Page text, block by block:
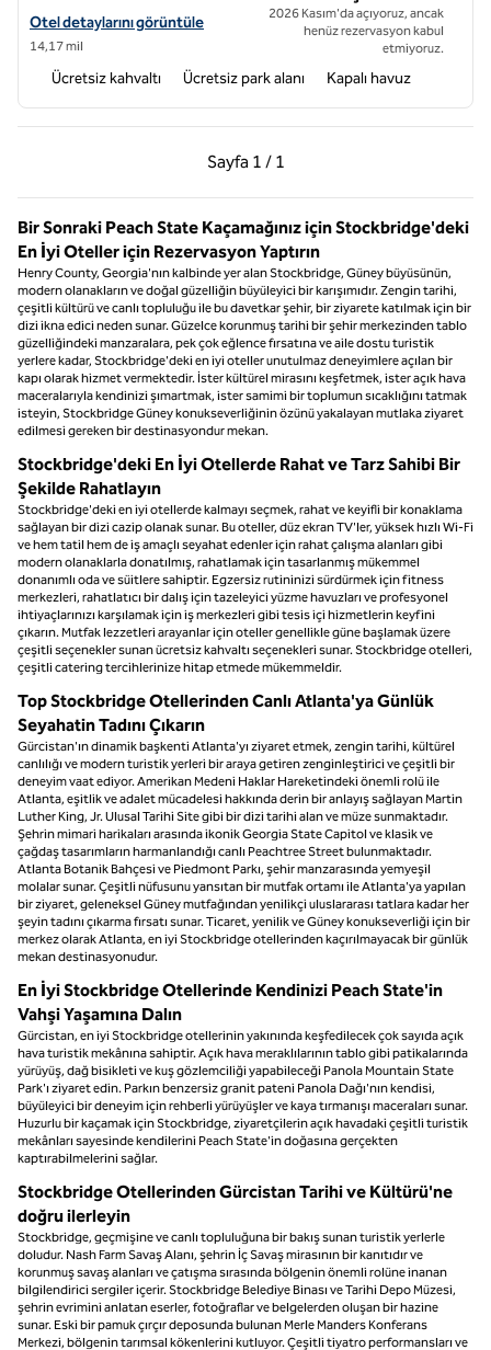
Spark by Hilton Atlanta Airport North için otel bilgilerini görüntüleyin
Otel detaylarını görüntüle
14,17 mil
2026 Kasım'da açıyoruz, ancak
henüz rezervasyon kabul
etmiyoruz.
Ücretsiz kahvaltı Ücretsiz park alanı Kapalı havuz
Sayfa 1 / 1
Önceki Sayfa, 1 / 1
Sayfa 1 / 1
Bir Sonraki Peach State Kaçamağınız için Stockbridge'deki
En İyi Oteller için Rezervasyon Yaptırın
Henry County, Georgia'nın kalbinde yer alan Stockbridge, Güney büyüsünün,
modern olanakların ve doğal güzelliğin büyüleyici bir karışımıdır. Zengin tarihi,
çeşitli kültürü ve canlı topluluğu ile bu davetkar şehir, bir ziyarete katılmak için bir
dizi ikna edici neden sunar. Güzelce korunmuş tarihi bir şehir merkezinden tablo
güzelliğindeki manzaralara, pek çok eğlence fırsatına ve aile dostu turistik
yerlere kadar, Stockbridge'deki en iyi oteller unutulmaz deneyimlere açılan bir
kapı olarak hizmet vermektedir. İster kültürel mirasını keşfetmek, ister açık hava
maceralarıyla kendinizi şımartmak, ister samimi bir toplumun sıcaklığını tatmak
isteyin, Stockbridge Güney konukseverliğinin özünü yakalayan mutlaka ziyaret
edilmesi gereken bir destinasyondur mekan.
Stockbridge'deki En İyi Otellerde Rahat ve Tarz Sahibi Bir
Şekilde Rahatlayın
Stockbridge'deki en iyi otellerde kalmayı seçmek, rahat ve keyifli bir konaklama
sağlayan bir dizi cazip olanak sunar. Bu oteller, düz ekran TV'ler, yüksek hızlı Wi-Fi
ve hem tatil hem de iş amaçlı seyahat edenler için rahat çalışma alanları gibi
modern olanaklarla donatılmış, rahatlamak için tasarlanmış mükemmel
donanımlı oda ve süitlere sahiptir. Egzersiz rutininizi sürdürmek için fitness
merkezleri, rahatlatıcı bir dalış için tazeleyici yüzme havuzları ve profesyonel
ihtiyaçlarınızı karşılamak için iş merkezleri gibi tesis içi hizmetlerin keyfini
çıkarın. Mutfak lezzetleri arayanlar için oteller genellikle güne başlamak üzere
çeşitli seçenekler sunan ücretsiz kahvaltı seçenekleri sunar. Stockbridge otelleri,
çeşitli catering tercihlerinize hitap etmede mükemmeldir.
Top Stockbridge Otellerinden Canlı Atlanta'ya Günlük
Seyahatin Tadını Çıkarın
Gürcistan'ın dinamik başkenti Atlanta'yı ziyaret etmek, zengin tarihi, kültürel
canlılığı ve modern turistik yerleri bir araya getiren zenginleştirici ve çeşitli bir
deneyim vaat ediyor. Amerikan Medeni Haklar Hareketindeki önemli rolü ile
Atlanta, eşitlik ve adalet mücadelesi hakkında derin bir anlayış sağlayan Martin
Luther King, Jr. Ulusal Tarihi Site gibi bir dizi tarihi alan ve müze sunmaktadır.
Şehrin mimari harikaları arasında ikonik Georgia State Capitol ve klasik ve
çağdaş tasarımların harmanlandığı canlı Peachtree Street bulunmaktadır.
Atlanta Botanik Bahçesi ve Piedmont Parkı, şehir manzarasında yemyeşil
molalar sunar. Çeşitli nüfusunu yansıtan bir mutfak ortamı ile Atlanta'ya yapılan
bir ziyaret, geleneksel Güney mutfağından yenilikçi uluslararası tatlara kadar her
şeyin tadını çıkarma fırsatı sunar. Ticaret, yenilik ve Güney konukseverliği için bir
merkez olarak Atlanta, en iyi Stockbridge otellerinden kaçırılmayacak bir günlük
mekan destinasyonudur.
En İyi Stockbridge Otellerinde Kendinizi Peach State'in
Vahşi Yaşamına Dalın
Gürcistan, en iyi Stockbridge otellerinin yakınında keşfedilecek çok sayıda açık
hava turistik mekânına sahiptir. Açık hava meraklılarının tablo gibi patikalarında
yürüyüş, dağ bisikleti ve kuş gözlemciliği yapabileceği Panola Mountain State
Park'ı ziyaret edin. Parkın benzersiz granit pateni Panola Dağı'nın kendisi,
büyüleyici bir deneyim için rehberli yürüyüşler ve kaya tırmanışı maceraları sunar.
Huzurlu bir kaçamak için Stockbridge, ziyaretçilerin açık havadaki çeşitli turistik
mekânları sayesinde kendilerini Peach State'in doğasına gerçekten
kaptırabilmelerini sağlar.
Stockbridge Otellerinden Gürcistan Tarihi ve Kültürü'ne
doğru ilerleyin
Stockbridge, geçmişine ve canlı topluluğuna bir bakış sunan turistik yerlerle
doludur. Nash Farm Savaş Alanı, şehrin İç Savaş mirasının bir kanıtıdır ve
korunmuş savaş alanları ve çatışma sırasında bölgenin önemli rolüne inanan
bilgilendirici sergiler içerir. Stockbridge Belediye Binası ve Tarihi Depo Müzesi,
şehrin evrimini anlatan eserler, fotoğraflar ve belgelerden oluşan bir hazine
sunar. Eski bir pamuk çırçır deposunda bulunan Merle Manders Konferans
Merkezi, bölgenin tarımsal kökenlerini kutluyor. Çeşitli tiyatro performansları ve